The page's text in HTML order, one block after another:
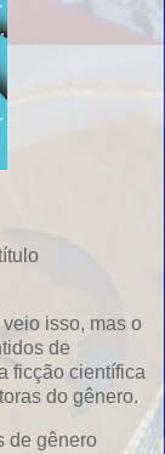
isso, mas o
de
ficção científica
do gênero.
de gênero